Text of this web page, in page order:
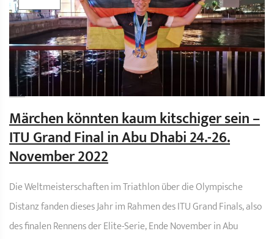
Märchen könnten kaum kitschiger sein –
ITU Grand Final in Abu Dhabi 24.-26.
November 2022
Die Weltmeisterschaften im Triathlon über die Olympische
Distanz fanden dieses Jahr im Rahmen des ITU Grand Finals, also
des finalen Rennens der Elite-Serie, Ende November in Abu